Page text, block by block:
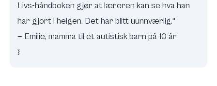
Livs-håndboken gjør at læreren kan se hva han
har gjort i helgen. Det har blitt uunnværlig."
— Emilie, mamma til et autistisk barn på 10 år
}